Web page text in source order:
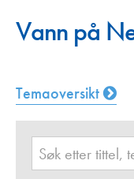
Vann på
Temaoversikt